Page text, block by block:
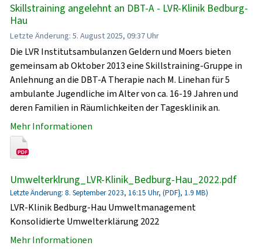
Skillstraining angelehnt an DBT-A - LVR-Klinik Bedburg-
Hau
Letzte Änderung: 5. August 2025, 09:37 Uhr
Die LVR Institutsambulanzen Geldern und Moers bieten
gemeinsam ab Oktober 2013 eine Skillstraining-Gruppe in
Anlehnung an die DBT-A Therapie nach M. Linehan für 5
ambulante Jugendliche im Alter von ca. 16-19 Jahren und
deren Familien in Räumlichkeiten der Tagesklinik an.
Mehr Informationen
Umwelterklrung_LVR-Klinik_Bedburg-Hau_2022.pdf
Letzte Änderung: 8. September 2023, 16:15 Uhr, (PDF}, 1.9 MB)
LVR-Klinik Bedburg-Hau Umweltmanagement
Konsolidierte Umwelterklärung 2022
Mehr Informationen